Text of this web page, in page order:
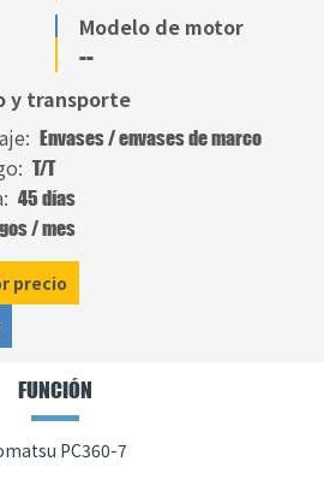
Modelo de motor
--
y transporte
Envases / envases de marco
T/T
45 días
/ mes
precio
FUNCIÓN
PC360-7